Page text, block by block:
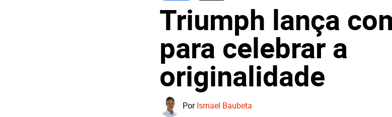
Triumph lança
para celebrar a
originalidade
PorIsmael Baubeta